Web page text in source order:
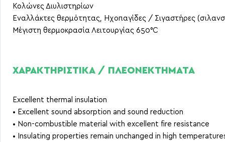
Κολώνες Διυλιστηρίων
Εναλλάκτες θερμότητας, Ηχοπαγίδες / Σιγαστήρες
Μέγιστη θερμοκρασία Λειτουργίας 650°C
ΧΑΡΑΚΤΗΡΙΣΤΙΚΑ / ΠΛΕΟΝΕΚΤΗΜΑΤΑ
Excellent thermal insulation
• Excellent sound absorption and sound reduction
• Non-combustible material with excellent fire resistance
• Insulating properties remain unchanged in high